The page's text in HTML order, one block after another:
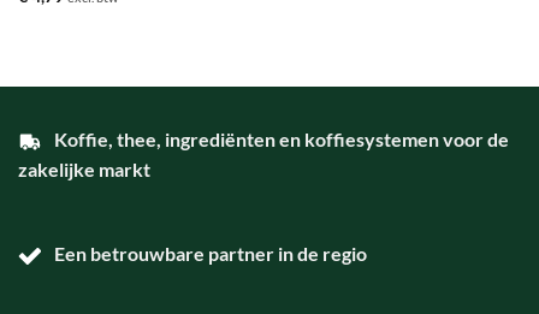
Koffie, thee, ingrediënten en koffiesystemen voor de
zakelijke markt
Een betrouwbare partner in de regio